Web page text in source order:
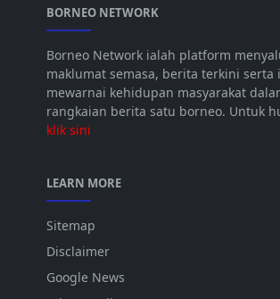
BORNEO NETWORK
Borneo Network ialah platform
maklumat semasa, berita terkini serta
mewarnai kehidupan masyarakat
rangkaian berita satu borneo. Untuk
klik sini
LEARN MORE
Sitemap
Disclaimer
Google News